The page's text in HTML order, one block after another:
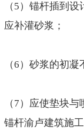
（5）锚杆插到
应补灌砂浆；
（6）砂浆的初
（7）应使垫块
锚杆渝卢建筑施